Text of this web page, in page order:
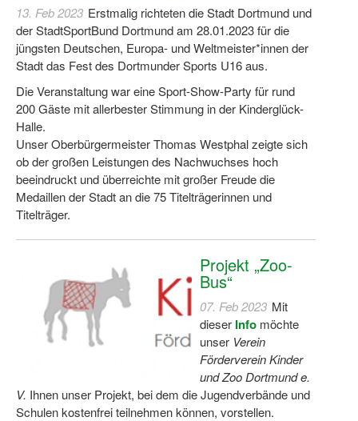
SportartCheck
Sport im Ganztag
Integration durch Sport
NRW bewegt seine KINDER!
Bewegt zu Hause
Bewegt ÄLTER werden in NRW!
Bewegt GESUND bleiben in NRW!
Aktionen zu "Bewegt Älter werden" / "Bewegt gesund
Bewegungsmodel
SSB-Sport
Gymnastik und Entspannung für Frauen
Koronarsport
13. Feb 2023 Erstmalig richteten die Stadt Dortmund und
der StadtSportBund Dortmund am 28.01.2023 für die
jüngsten Deutschen, Europa- und Weltmeister*innen der
Stadt das Fest des Dortmunder Sports U16 aus.
Die Veranstaltung war eine Sport-Show-Party für rund
200 Gäste mit allerbester Stimmung in der Kinderglück-
Halle.
Unser Oberbürgermeister Thomas Westphal zeigte sich
ob der großen Leistungen des Nachwuchses hoch
beeindruckt und überreichte mit großer Freude die
Medaillen der Stadt an die 75 Titelträgerinnen und
Titelträger.
Projekt „Zoo-
Bus“
07. Feb 2023 Mit
dieser Info möchte
unser Verein
Förderverein Kinder
und Zoo Dortmund e.
V. Ihnen unser Projekt, bei dem die Jugendverbände und
Schulen kostenfrei teilnehmen können, vorstellen.